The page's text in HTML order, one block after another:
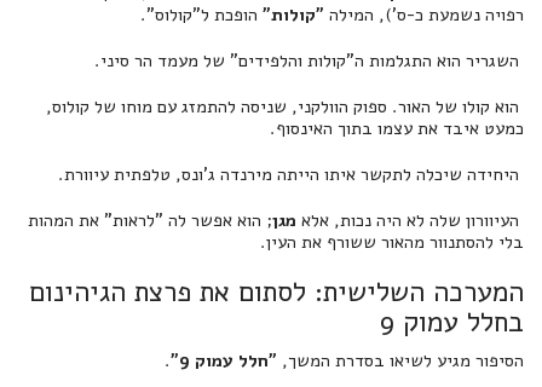
רפויה נשמעת כ-ס'), המילה "קולות" הופכת ל"קולוס".
השגריר הוא התגלמות ה"קולות והלפידים" של מעמד הר סיני.
הוא קולו של האור. ספוק הוולקני, שניסה להתמזג עם מוחו של קולוס,
כמעט איבד את עצמו בתוך האינסוף.
היחידה שיכלה לתקשר איתו הייתה מירנדה ג'ונס, טלפתית עיוורת.
העיוורון שלה לא היה נכות, אלא מגן; הוא אפשר לה "לראות" את המהות
בלי להסתנוור מהאור ששורף את העין.
המערכה השלישית: לסתום את פרצת הגיהינום
בחלל עמוק 9
הסיפור מגיע לשיאו בסדרת המשך, "חלל עמוק 9"
.